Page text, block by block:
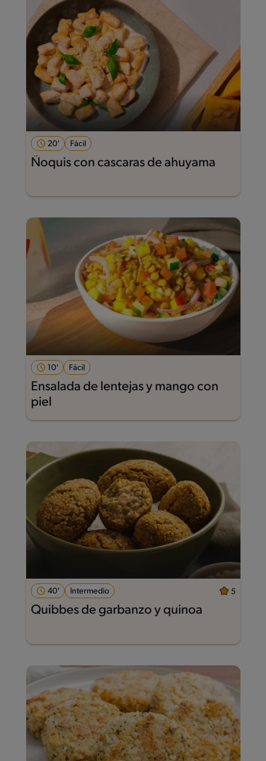
20' Fácil
Ñoquis con cascaras de ahuyama
10' Fácil
Ensalada de lentejas y mango con
piel
40' Intermedio 5
Quibbes de garbanzo y quinoa